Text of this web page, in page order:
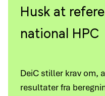
Husk at
national HPC
DeiC stiller krav om,
resultater fra